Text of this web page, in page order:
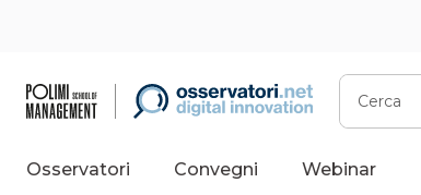
Cerca
Osservatori Convegni Webinar